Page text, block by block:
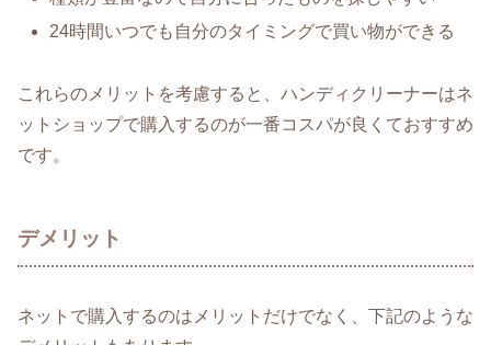
24時間いつでも自分のタイミングで買い物ができる
これらのメリットを考慮すると、ハンディクリーナーはネ
ットショップで購入するのが一番コスパが良くておすすめ
です。
デメリット
ネットで購入するのはメリットだけでなく、下記のような